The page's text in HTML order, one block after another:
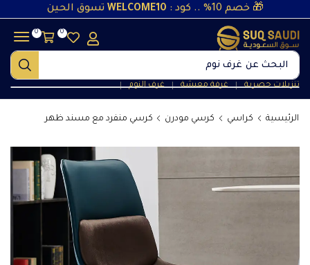
🎁 خصم 10% .. كود : WELCOME10 تسوق الحين
البحث عن غرف نوم
تنزيلات حصرية ❘ غرفة معيشة ❘ غرف النوم ❘
0
0
الرئيسية كراسي كرسي مودرن كرسي منفرد مع مسند ظهر